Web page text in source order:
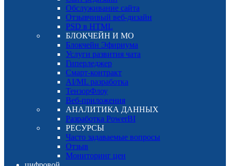
Обслуживание сайта
Отзывчивый веб-дизайн
PSD в HTML
БЛОКЧЕЙН И МО
Блокчейн Эфириума
Услуги развития чата
Гиперледжер
Смарт-контракт
AI/ML разработка
ТензорФлоу
Веб-приложения
АНАЛИТИКА ДАННЫХ
Разработка PowerBI
РЕСУРСЫ
Часто задаваемые вопросы
Отзыв
Мониторинг цен